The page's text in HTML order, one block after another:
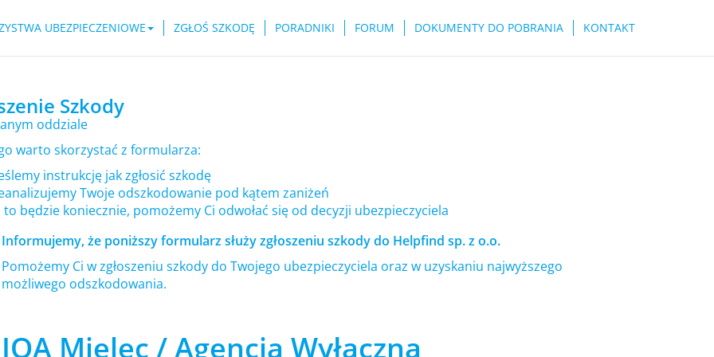
UBEZPIECZENIOWE ZGŁOŚ SZKODĘ PORADNIKI FORUM DOKUMENTY DO POBRANIA KONTAKT
Szkody
oddziale
warto skorzystać z formularza:
instrukcję jak zgłosić szkodę
Twoje odszkodowanie pod kątem zaniżeń
będzie koniecznie, pomożemy Ci odwołać się od decyzji ubezpieczyciela
Informujemy, że poniższy formularz służy zgłoszeniu szkody do Helpfind sp. z o.o.
Pomożemy Ci w zgłoszeniu szkody do Twojego ubezpieczyciela oraz w uzyskaniu najwyższego
możliwego odszkodowania.
Mielec / Agencja Wyłączna